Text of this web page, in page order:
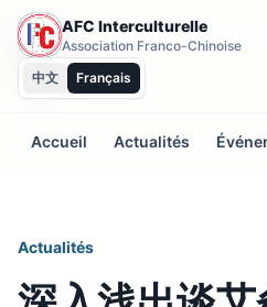
AFC Interculturelle
Association Franco-Chinoise
中文
Français
Accueil Actualités
Actualités